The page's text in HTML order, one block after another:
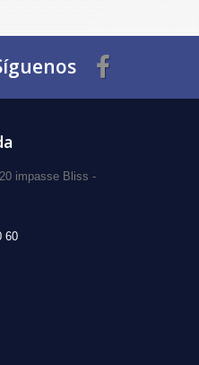
impasse Bliss -
60